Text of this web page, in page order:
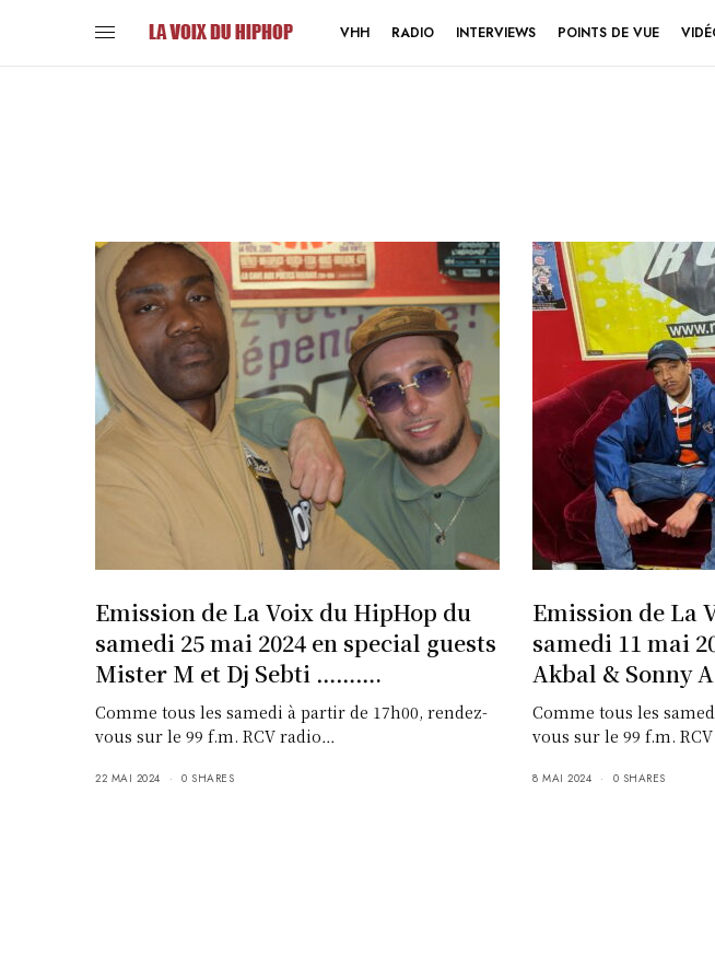
VHH RADIO INTERVIEWS POINTS DE VUE
Emission de La Voix du HipHop du
samedi 25 mai 2024 en special guests
Mister M et Dj Sebti ……….
Comme tous les samedi à partir de 17h00, rendez-
vous sur le 99 f.m. RCV radio…
22 MAI 2024 0 SHARES
Emission de La
samedi 11 mai
Akbal & Sonny
Comme tous les
vous sur le 99 f.m.
8 MAI 2024 0 SHARES